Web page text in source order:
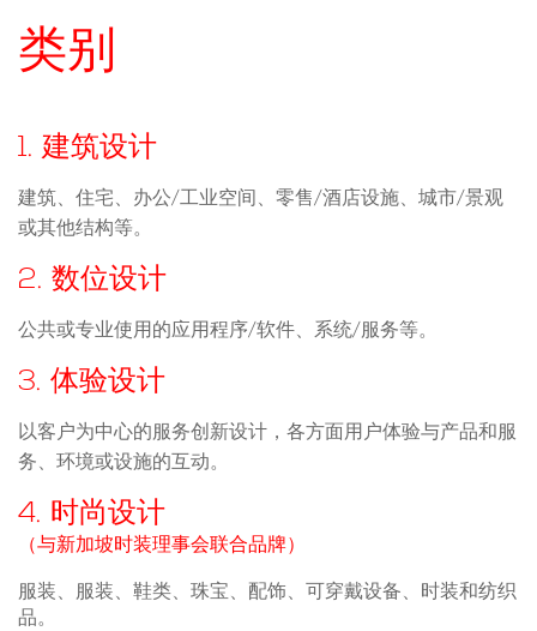
类别
1. 建筑设计
建筑、住宅、办公/工业空间、零售/酒店设施、城市/景观
或其他结构等。
2. 数位设计
公共或专业使用的应用程序/软件、系统/服务等。
3. 体验设计
以客户为中心的服务创新设计，各方面用户体验与产品和服
务、环境或设施的互动。
4. 时尚设计
（与新加坡时装理事会联合品牌）
服装、服装、鞋类、珠宝、配饰、可穿戴设备、时装和纺织
品。